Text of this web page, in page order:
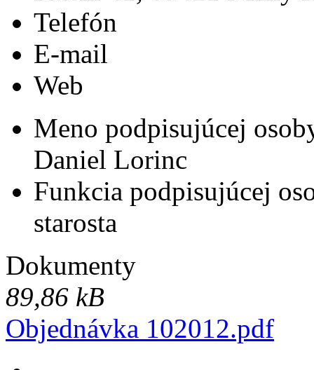
Telefón
E-mail
Web
Meno podpisujúcej
Daniel Lorinc
Funkcia podpisujúcej
starosta
Dokumenty
89,86 kB
Objednávka 102012.pdf